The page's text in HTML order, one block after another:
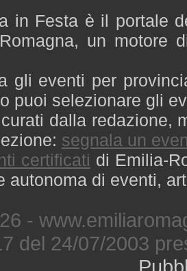
in Festa è il portale
un motore
gli eventi per
puoi selezionare gli
dalla redazione,
segnala un
certificati di Emilia-
autonoma di eventi,
-
del 24/07/2003